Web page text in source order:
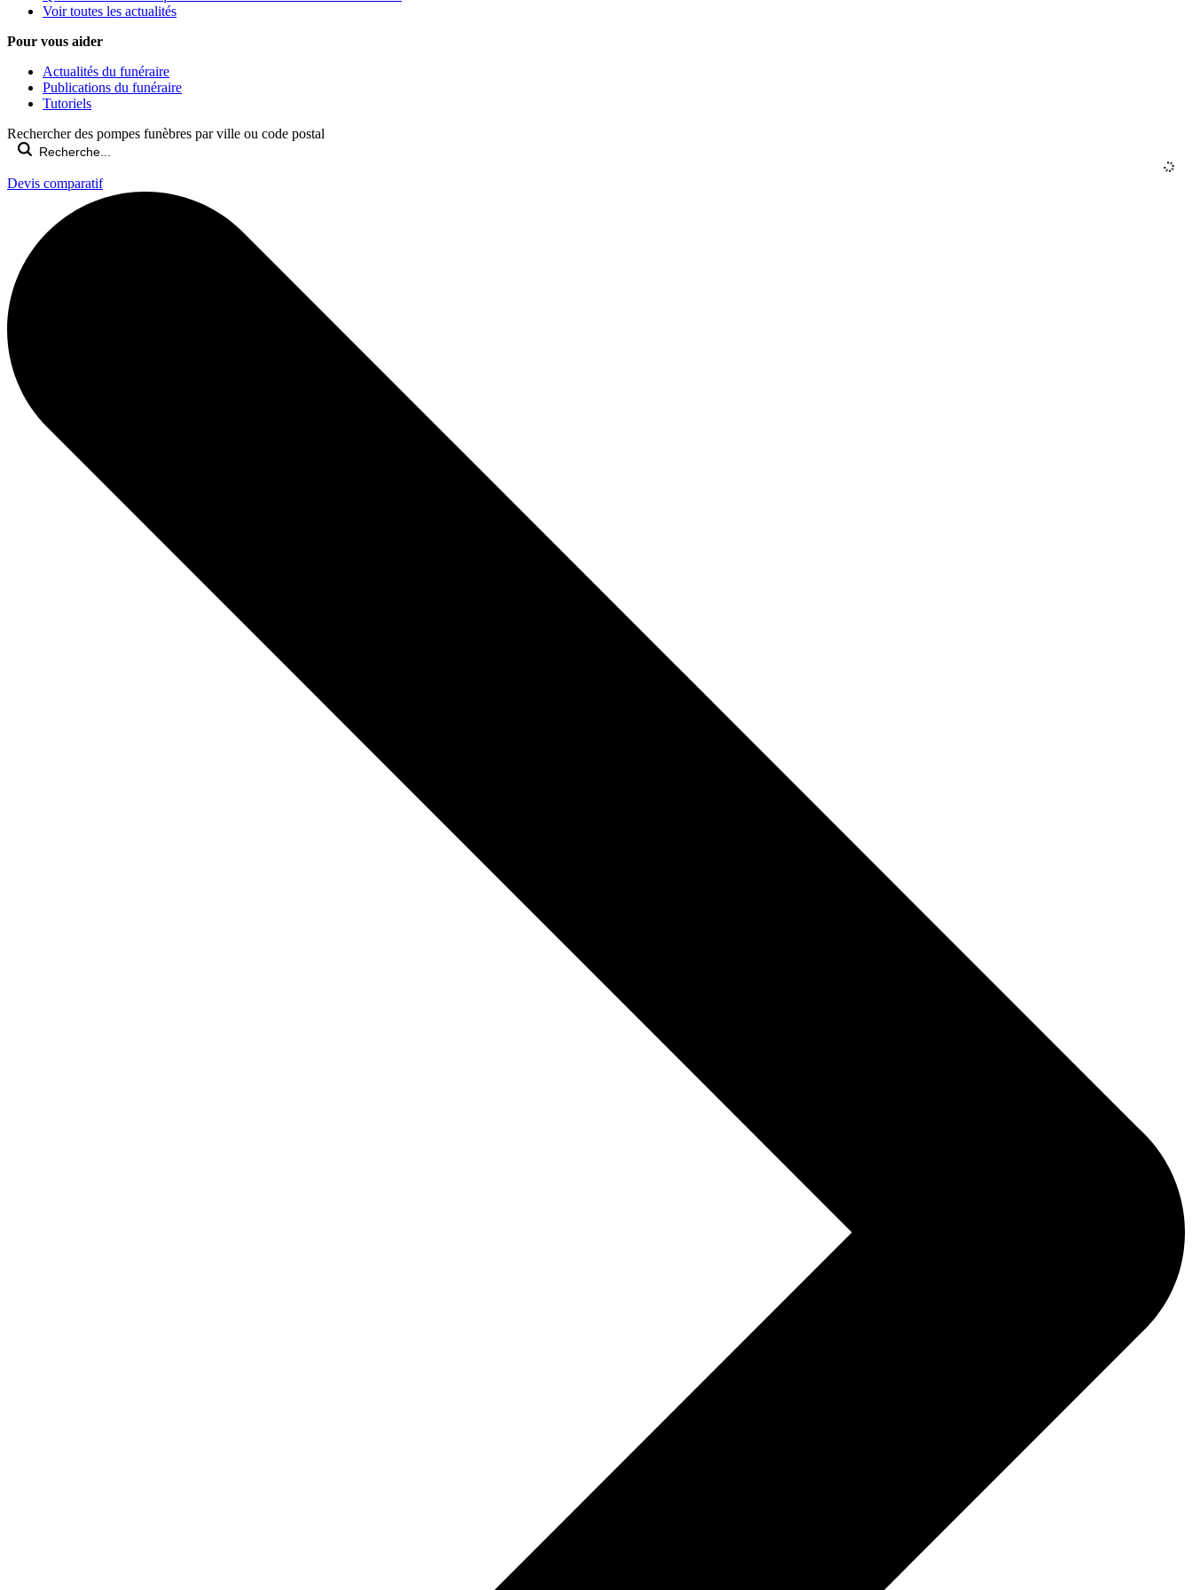
Voir toutes les actualités
Pour vous aider
Actualités du funéraire
Publications du funéraire
Tutoriels
Rechercher des pompes funèbres par ville ou code postal
Devis comparatif